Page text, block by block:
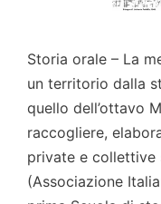
Storia orale – La
un territorio dalla
quello dell’ottavo
raccogliere,
private e collettive
(Associazione